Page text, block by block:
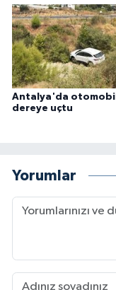
Antalya'da otomobil
dereye uçtu
Yorumlar